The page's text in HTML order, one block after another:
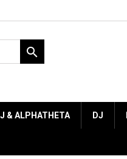

& ALPHATHETA DJ